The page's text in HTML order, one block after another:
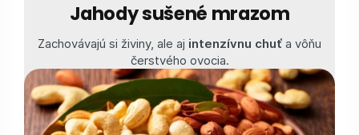
Jahody sušené mrazom
Zachovávajú si živiny, ale aj intenzívnu chuť a vôňu
čerstvého ovocia.